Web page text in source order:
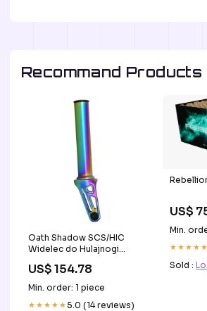
Recommand Products
Oath Shadow SCS/HIC
Widelec do Hulajnogi
CUSTOM_197811
US$ 154.78
Min. order: 1 piece
★★★★★5.0 (14 reviews)
US$
Min.
★★★★★
Sold :